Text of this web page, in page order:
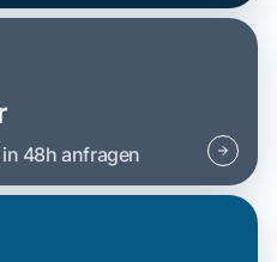
48h anfragen